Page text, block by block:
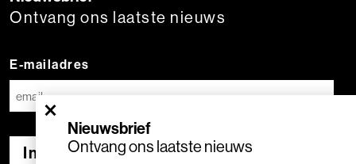
×
Nieuwsbrief
Ontvang ons laatste nieuws
Ontvang ons laatste nieuws
E-mailadres
Inschrijven